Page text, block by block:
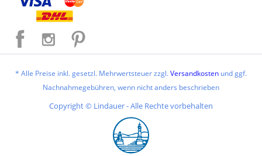
* Alle Preise inkl. gesetzl. Mehrwertsteuer zzgl.Versandkosten und ggf.
Nachnahmegebühren, wenn nicht anders beschrieben
Copyright © Lindauer - Alle Rechte vorbehalten